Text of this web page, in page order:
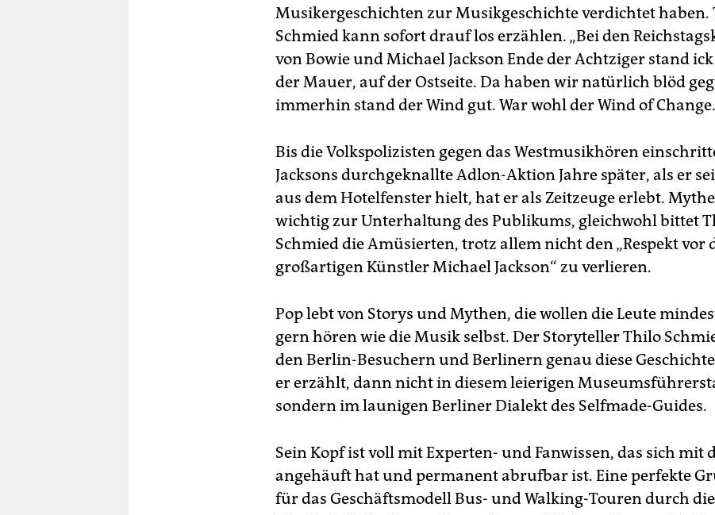
Musikergeschichten zur Musikgeschichte verdichtet haben.
Schmied kann sofort drauf los erzählen. „Bei den
von Bowie und Michael Jackson Ende der Achtziger stand
der Mauer, auf der Ostseite. Da haben wir natürlich blöd
immerhin stand der Wind gut. War wohl der Wind of
Bis die Volkspolizisten gegen das Westmusikhören
Jacksons durchgeknallte Adlon-Aktion Jahre später, als er
aus dem Hotelfenster hielt, hat er als Zeitzeuge erlebt.
wichtig zur Unterhaltung des Publikums, gleichwohl bittet
Schmied die Amüsierten, trotz allem nicht den „Respekt vor
großartigen Künstler Michael Jackson“ zu verlieren.
Pop lebt von Storys und Mythen, die wollen die Leute
gern hören wie die Musik selbst. Der Storyteller Thilo
den Berlin-Besuchern und Berlinern genau diese
er erzählt, dann nicht in diesem leierigen
sondern im launigen Berliner Dialekt des Selfmade-Guides.
Sein Kopf ist voll mit Experten- und Fanwissen, das sich mit
angehäuft hat und permanent abrufbar ist. Eine perfekte
für das Geschäftsmodell Bus- und Walking-Touren durch die